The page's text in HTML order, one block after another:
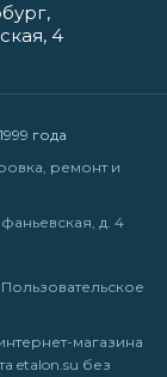
4
года
ремонт и
д. 4
Пользовательское
магазина
etalon.su без